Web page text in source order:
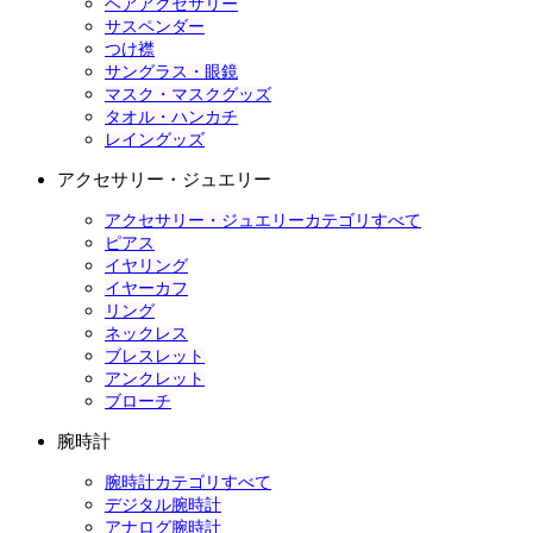
ヘアアクセサリー
サスペンダー
つけ襟
サングラス・眼鏡
マスク・マスクグッズ
タオル・ハンカチ
レイングッズ
アクセサリー・ジュエリー
アクセサリー・ジュエリーカテゴリすべて
ピアス
イヤリング
イヤーカフ
リング
ネックレス
ブレスレット
アンクレット
ブローチ
腕時計
腕時計カテゴリすべて
デジタル腕時計
アナログ腕時計